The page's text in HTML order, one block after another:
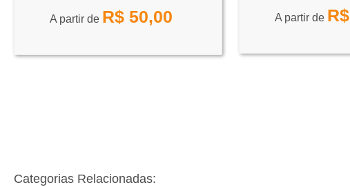
A partir de R$ 50,00 A partir de R$
Categorias Relacionadas: